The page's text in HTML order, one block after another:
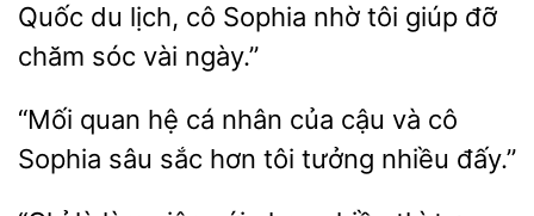
Quốc du lịch, cô
nhờ tôi giúp đỡ
chăm sóc vài ngày.”
“Mối quan hệ cá nhân
cậu và cô
Sophia
sắc hơn tôi nhiều đấy.”